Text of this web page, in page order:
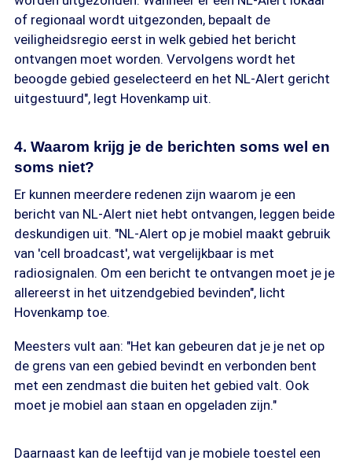
of regionaal wordt uitgezonden, bepaalt de
veiligheidsregio eerst in welk gebied het bericht
ontvangen moet worden. Vervolgens wordt het
beoogde gebied geselecteerd en het NL-Alert gericht
uitgestuurd", legt Hovenkamp uit.
4. Waarom krijg je de berichten soms wel en
soms niet?
Er kunnen meerdere redenen zijn waarom je een
bericht van NL-Alert niet hebt ontvangen, leggen beide
deskundigen uit. "NL-Alert op je mobiel maakt gebruik
van 'cell broadcast', wat vergelijkbaar is met
radiosignalen. Om een bericht te ontvangen moet je je
allereerst in het uitzendgebied bevinden", licht
Hovenkamp toe.
Meesters vult aan: "Het kan gebeuren dat je je net op
de grens van een gebied bevindt en verbonden bent
met een zendmast die buiten het gebied valt. Ook
moet je mobiel aan staan en opgeladen zijn."
Daarnaast kan de leeftijd van je mobiele toestel een